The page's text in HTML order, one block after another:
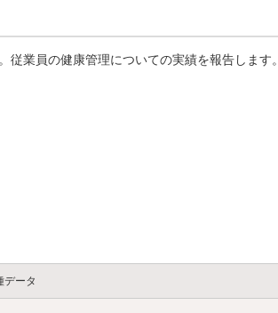
業員の健康管理についての実績を報告します。
データ